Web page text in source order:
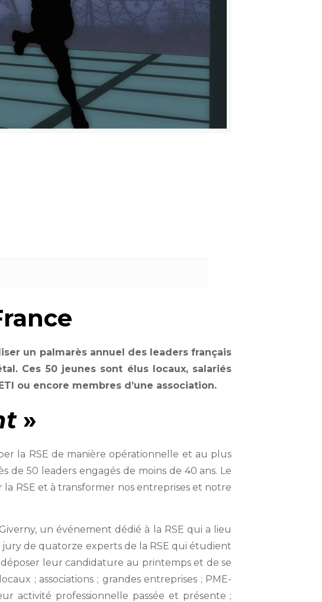
un palmarès annuel des leaders français
Ces 50 jeunes sont élus locaux, salariés
ou encore membres d’une association.
»
la RSE de manière opérationnelle et au plus
de 50 leaders engagés de moins de 40 ans. Le
RSE et à transformer nos entreprises et notre
un événement dédié à la RSE qui a lieu
de quatorze experts de la RSE qui étudient
leur candidature au printemps et de se
; associations ; grandes entreprises ; PME-
activité professionnelle passée et présente ;